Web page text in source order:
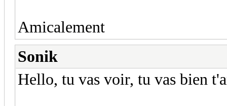
Amicalement
Sonik
Hello, tu vas voir, tu vas bien